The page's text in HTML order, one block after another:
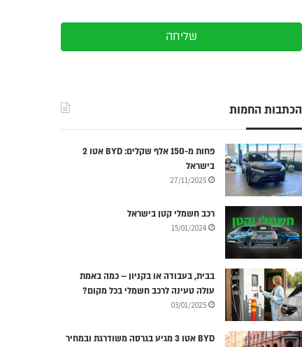
שליחה
הכתבות החמות
פחות מ-150 אלף שקלים: BYD אטו 2
בישראל
27/11/2025
רכב חשמלי קטן בישראל
15/01/2024
בבית, בעבודה או בקניון – כמה באמת
עולה טעינה לרכב חשמלי בכל מקום?
03/01/2025
BYD אטו 3 מגיע בגרסה משודרגת ובמחיר